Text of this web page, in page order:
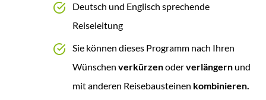
Deutsch und Englisch sprechende
Reiseleitung
Sie können dieses Programm nach Ihren
Wünschen verkürzenoderverlängern und
mit anderen Reisebausteinen kombinieren.